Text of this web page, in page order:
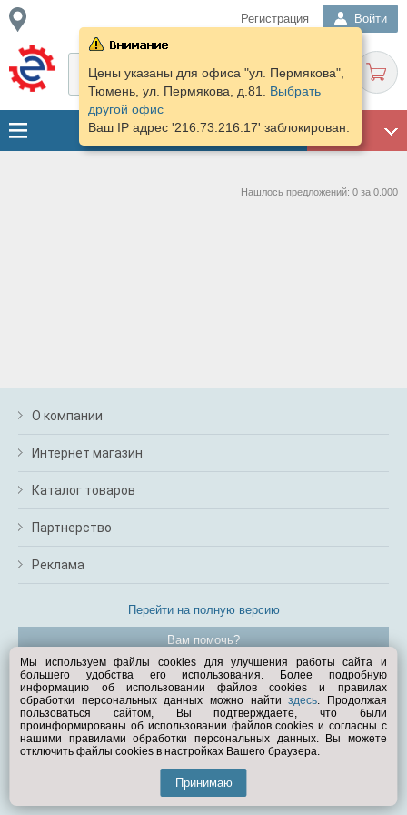
Регистрация Войти
ГАРАЖ
Цены указаны для офиса "ул. Пермякова",
Тюмень, ул. Пермякова, д.81. Выбрать
другой офис
Ваш IP адрес '216.73.216.17' заблокирован.
Нашлось предложений: 0 за 0.000
О компании
Интернет магазин
Каталог товаров
Партнерство
Реклама
Перейти на полную версию
Вам помочь?
© Exist.ru 1998—2026
Мы используем файлы cookies для улучшения работы сайта и
большего удобства его использования. Более подробную
информацию об использовании файлов cookies и правилах
обработки персональных данных можно найтиздесь. Продолжая
пользоваться сайтом, Вы подтверждаете, что были
проинформированы об использовании файлов cookies и согласны с
нашими правилами обработки персональных данных. Вы можете
отключить файлы cookies в настройках Вашего браузера.
Принимаю